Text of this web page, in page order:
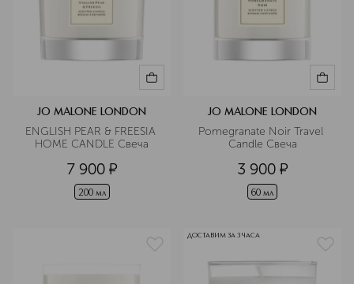
JO MALONE LONDON
ENGLISH PEAR & FREESIA
HOME CANDLE Свеча
7 900 ¤
200 мл
JO MALONE LONDON
Pomegranate Noir Travel
Candle Свеча
3 900 ¤
60 мл
ДОСТАВИМ ЗА 3 ЧАСА